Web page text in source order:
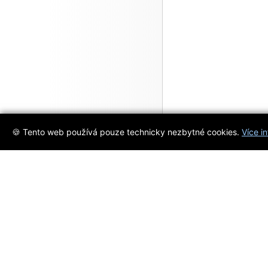
🍪 Tento web používá pouze technicky nezbytné cookies. Více